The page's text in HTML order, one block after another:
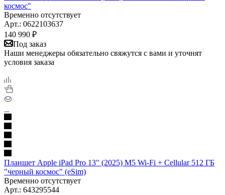
космос"
Временно отсутствует
Арт.: 0622103637
140 990 ₽
Под заказ
Наши менеджеры обязательно свяжутся с вами и уточнят
условия заказа
Планшет Apple iPad Pro 13" (2025) M5 Wi-Fi + Cellular 512 ГБ
"черный космос" (eSim)
Временно отсутствует
Арт.: 643295544